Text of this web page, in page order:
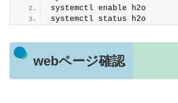
systemctl enable h2o
systemctl status h2o
webページ確認